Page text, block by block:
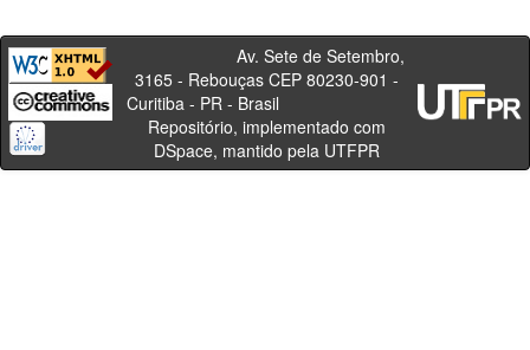
Av. Sete de Setembro,
3165 - Rebouças CEP 80230-901 -
Curitiba - PR - Brasil
Repositório, implementado com
DSpace, mantido pela UTFPR